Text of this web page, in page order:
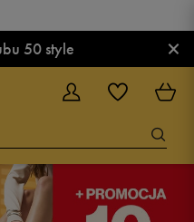
50 style ×